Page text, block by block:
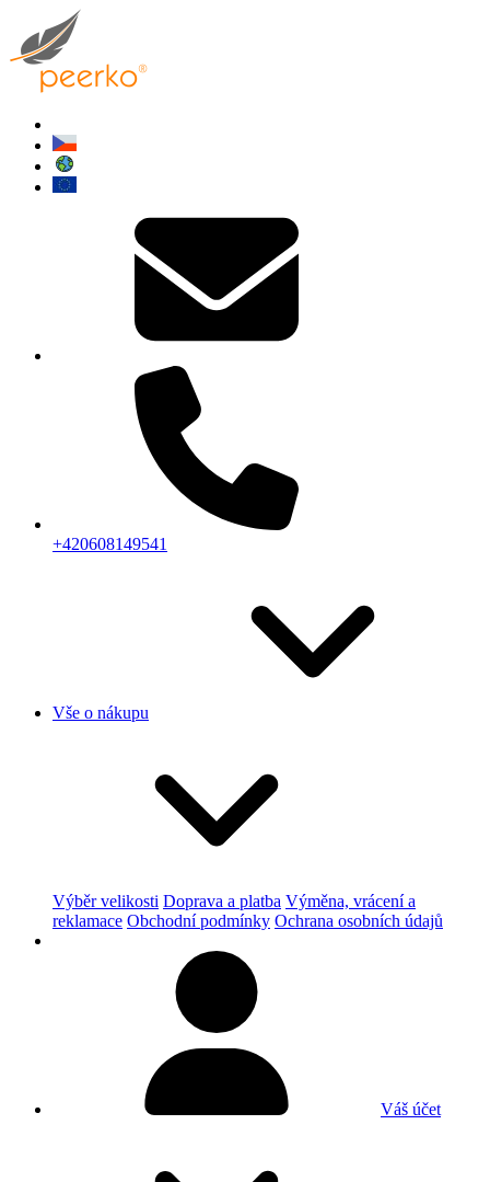
+420608149541
Vše o nákupu
Výběr velikosti Doprava a platba Výměna, vrácení a
reklamace Obchodní podmínky Ochrana osobních údajů
Váš účet